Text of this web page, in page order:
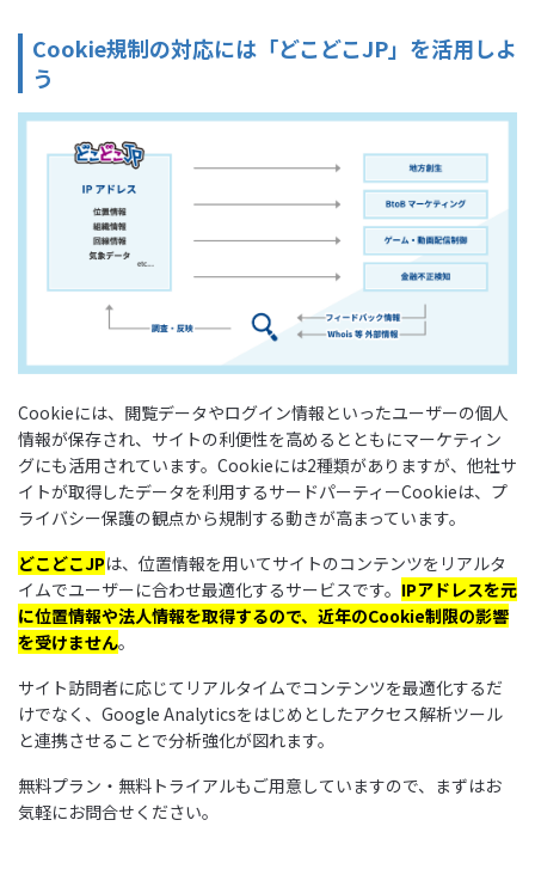
Cookie規制の対応には「どこどこJP」を活用しよ
う
Cookieには、閲覧データやログイン情報といったユーザーの個人
情報が保存され、サイトの利便性を高めるとともにマーケティン
グにも活用されています。Cookieには2種類がありますが、他社サ
イトが取得したデータを利用するサードパーティーCookieは、プ
ライバシー保護の観点から規制する動きが高まっています。
どこどこJPは、位置情報を用いてサイトのコンテンツをリアルタ
イムでユーザーに合わせ最適化するサービスです。 IPアドレスを元
に位置情報や法人情報を取得するので、近年のCookie制限の影響
を受けません。
サイト訪問者に応じてリアルタイムでコンテンツを最適化するだ
けでなく、Google Analyticsをはじめとしたアクセス解析ツール
と連携させることで分析強化が図れます。
無料プラン・無料トライアルもご用意していますので、まずはお
気軽にお問合せください。